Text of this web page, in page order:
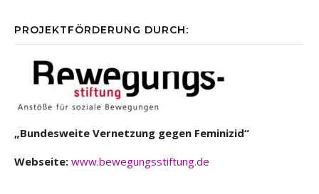
PROJEKTFÖRDERUNG DURCH:
„Bundesweite Vernetzung gegen Feminizid“
Webseite: www.bewegungsstiftung.de